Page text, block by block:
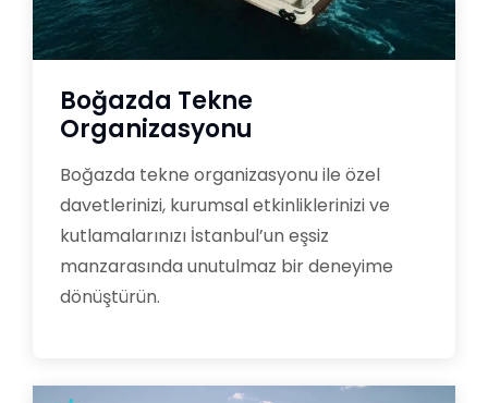
Boğazda Tekne
Organizasyonu
Boğazda tekne organizasyonu ile özel
davetlerinizi, kurumsal etkinliklerinizi ve
kutlamalarınızı İstanbul’un eşsiz
manzarasında unutulmaz bir deneyime
dönüştürün.